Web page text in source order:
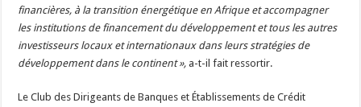
financières, à la transition énergétique en Afrique et accompagner
les institutions de financement du développement et tous les autres
investisseurs locaux et internationaux dans leurs stratégies de
développement dans le continent », a-t-il fait ressortir.
Le Club des Dirigeants de Banques et Établissements de Crédit